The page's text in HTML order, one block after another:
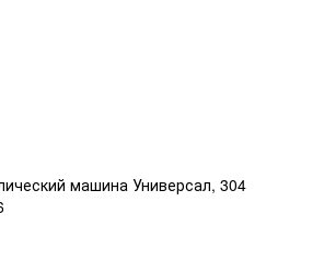
машина Универсал, 304